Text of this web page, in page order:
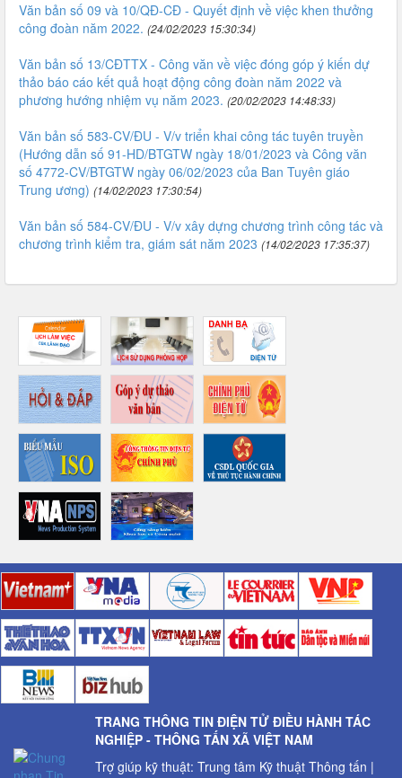
Văn bản số 09 và 10/QĐ-CĐ - Quyết định về việc khen thưởng
công đoàn năm 2022. (24/02/2023 15:30:34)
Văn bản số 13/CĐTTX - Công văn về việc đóng góp ý kiến dự
thảo báo cáo kết quả hoạt động công đoàn năm 2022 và
phương hướng nhiệm vụ năm 2023. (20/02/2023 14:48:33)
Văn bản số 583-CV/ĐU - V/v triển khai công tác tuyên truyền
(Hướng dẫn số 91-HD/BTGTW ngày 18/01/2023 và Công văn
số 4772-CV/BTGTW ngày 06/02/2023 của Ban Tuyên giáo
Trung ương) (14/02/2023 17:30:54)
Văn bản số 584-CV/ĐU - V/v xây dựng chương trình công tác và
chương trình kiểm tra, giám sát năm 2023 (14/02/2023 17:35:37)
TRANG THÔNG TIN ĐIỆN TỬ ĐIỀU HÀNH TÁC
NGHIỆP - THÔNG TẤN XÃ VIỆT NAM
Trợ giúp kỹ thuật: Trung tâm Kỹ thuật Thông tấn |